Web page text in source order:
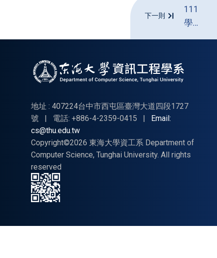
下一則
111
學年
(一
在職
生)
地址 : 407224台中市西屯區臺灣大道四段1727
號
| 電話: +886-4-2359-0415 |
Email:
cs@thu.edu.tw
Copyright©2026 東海大學資工系 Department of
Computer Science, Tunghai University. All rights
reserved